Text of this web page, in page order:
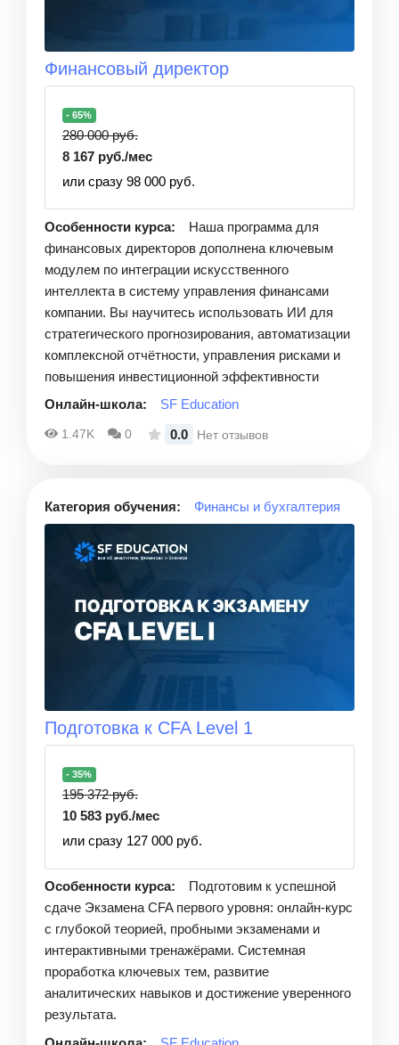
Финансовый директор
- 65%
280 000 руб.
8 167 руб./мес
или сразу 98 000 руб.
Особенности курса:
Наша программа для
финансовых директоров дополнена ключевым
модулем по интеграции искусственного
интеллекта в систему управления финансами
компании. Вы научитесь использовать ИИ для
стратегического прогнозирования, автоматизации
комплексной отчётности, управления рисками и
повышения инвестиционной эффективности
Онлайн-школа:
SF Education
1.47K 0 0.0 Нет отзывов
Категория обучения: Финансы и бухгалтерия
Подготовка к CFA Level 1
- 35%
195 372 руб.
10 583 руб./мес
или сразу 127 000 руб.
Особенности курса:
Подготовим к успешной
сдаче Экзамена CFA первого уровня: онлайн-курс
с глубокой теорией, пробными экзаменами и
интерактивными тренажёрами. Системная
проработка ключевых тем, развитие
аналитических навыков и достижение уверенного
результата.